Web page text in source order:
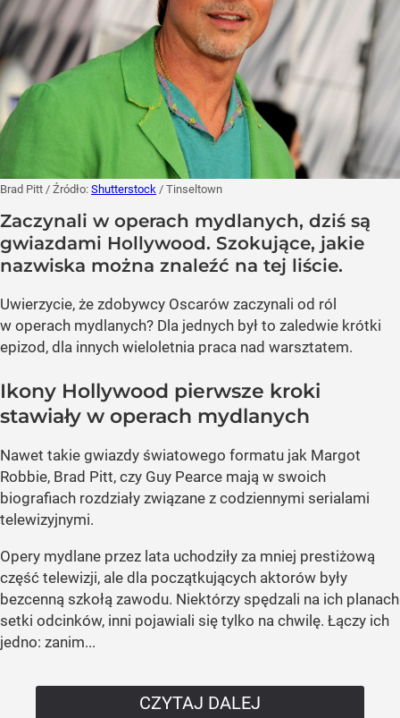
Brad Pitt / Źródło: Shutterstock / Tinseltown
Zaczynali w operach mydlanych, dziś są
gwiazdami Hollywood. Szokujące, jakie
nazwiska można znaleźć na tej liście.
Uwierzycie, że zdobywcy Oscarów zaczynali od ról
w operach mydlanych? Dla jednych był to zaledwie krótki
epizod, dla innych wieloletnia praca nad warsztatem.
Ikony Hollywood pierwsze kroki
stawiały w operach mydlanych
Nawet takie gwiazdy światowego formatu jak Margot
Robbie, Brad Pitt, czy Guy Pearce mają w swoich
biografiach rozdziały związane z codziennymi serialami
telewizyjnymi.
Opery mydlane przez lata uchodziły za mniej prestiżową
część telewizji, ale dla początkujących aktorów były
bezcenną szkołą zawodu. Niektórzy spędzali na ich planach
setki odcinków, inni pojawiali się tylko na chwilę. Łączy ich
jedno: zanim...
CZYTAJ DALEJ